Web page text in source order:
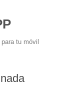
tu móvil